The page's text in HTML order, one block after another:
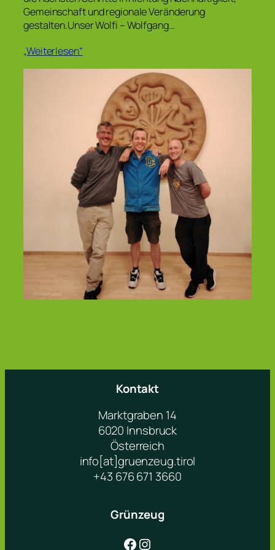
Gemeinschaft und regionale Veränderung
gestalten.Unser Wolfi – Wolfgang…
„Weiterlesen“
Kontakt
Marktgraben 14
6020 Innsbruck
Österreich
info[at]gruenzeug.tirol
+43 676 671 3660
Grünzeug
Facebook Instagram